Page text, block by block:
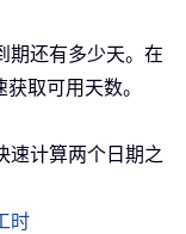
期还有多少天。在
取可用天数。
速计算两个日期之
时